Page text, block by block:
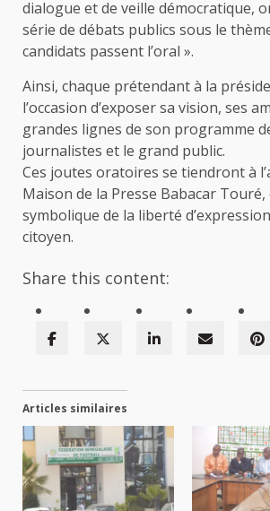
dialogue et de veille démocratique,
série de débats publics sous le
candidats passent l’oral ».
Ainsi, chaque prétendant à la
l’occasion d’exposer sa vision, ses
grandes lignes de son programme
journalistes et le grand public.
Ces joutes oratoires se tiendront à
Maison de la Presse Babacar Touré,
symbolique de la liberté
citoyen.
Share this content:
Articles similaires